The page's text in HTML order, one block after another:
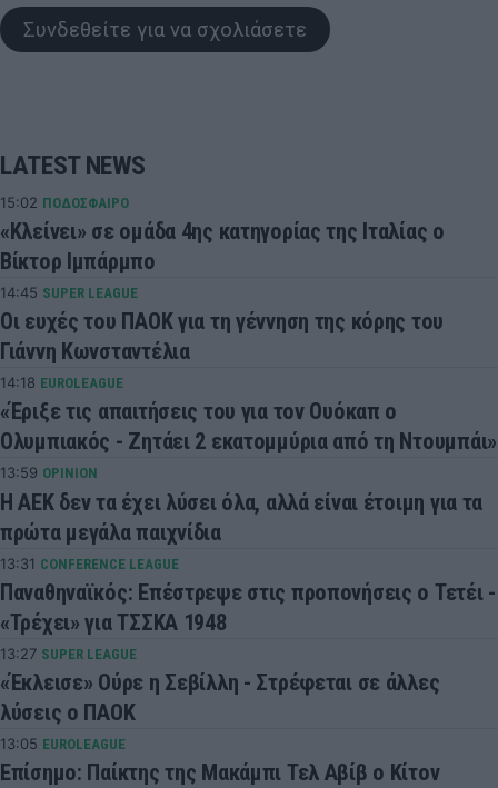
Συνδεθείτε για να σχολιάσετε
LATEST NEWS
15:02 ΠΟΔΟΣΦΑΙΡΟ
«Κλείνει» σε ομάδα 4ης κατηγορίας της Ιταλίας ο
Βίκτορ Ιμπάρμπο
14:45 SUPER LEAGUE
Οι ευχές του ΠΑΟΚ για τη γέννηση της κόρης του
Γιάννη Κωνσταντέλια
14:18 EUROLEAGUE
«Έριξε τις απαιτήσεις του για τον Ουόκαπ ο
Ολυμπιακός - Ζητάει 2 εκατομμύρια από τη Ντουμπάι»
13:59 OPINION
Η ΑΕΚ δεν τα έχει λύσει όλα, αλλά είναι έτοιμη για τα
πρώτα μεγάλα παιχνίδια
13:31 CONFERENCE LEAGUE
Παναθηναϊκός: Επέστρεψε στις προπονήσεις ο Τετέι -
«Τρέχει» για ΤΣΣΚΑ 1948
13:27 SUPER LEAGUE
«Έκλεισε» Ούρε η Σεβίλλη - Στρέφεται σε άλλες
λύσεις ο ΠΑΟΚ
13:05 EUROLEAGUE
Επίσημο: Παίκτης της Μακάμπι Τελ Αβίβ ο Κίτον